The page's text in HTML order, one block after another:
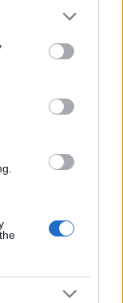
or more Google
You may click to
party tags to
in below Google